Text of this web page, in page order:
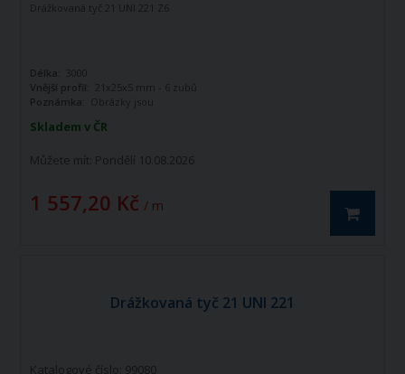
Skladem v ČR
Můžete mít: Pondělí 10.08.2026
1 557,20 Kč / m
Drážkovaná tyč 21 UNI 221 Z6
Délka:
Vnější profil:
21x25x5 mm - 6 zubů
Poznámka:
Obrázky jsou
Drážkovaná tyč 21 UNI 221
Katalogové číslo: 99080